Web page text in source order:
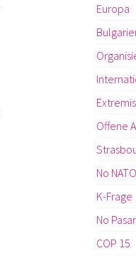
Europa
Offene
No NATO
K-Frage
No
COP 15